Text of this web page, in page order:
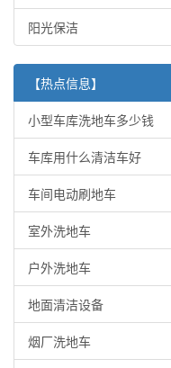
阳光保洁
【热点信息】
小型车库洗地车多少钱
车库用什么清洁车好
车间电动刷地车
室外洗地车
户外洗地车
地面清洁设备
烟厂洗地车